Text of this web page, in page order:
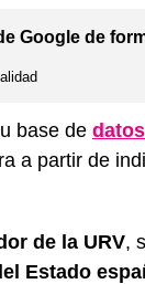
Google de
base de
a partir de
de la URV,
Estado